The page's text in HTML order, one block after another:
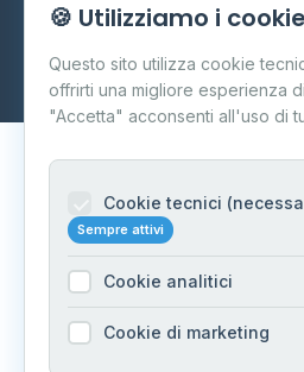
Carpi P.IVA
Dati forniti daMinistero delle
Aggiornamento
🍪 Utilizziamo i cookie
Questo sito utilizza cookie
offrirti una migliore esperienza
"Accetta" acconsenti all'uso di
Cookie tecnici
Sempre attivi
Cookie analitici
Cookie di marketing